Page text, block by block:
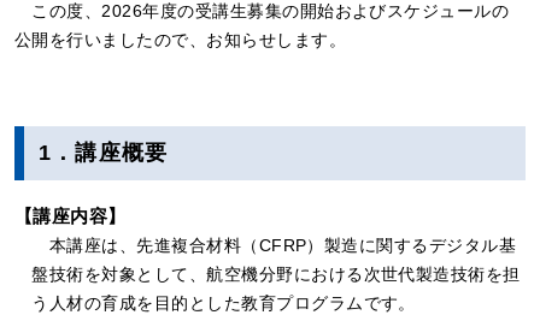
この度、2026年度の受講生募集の開始およびスケジュールの
公開を行いましたので、お知らせします。
1．講座概要
【講座内容】
本講座は、先進複合材料（CFRP）製造に関するデジタル基
盤技術を対象として、航空機分野における次世代製造技術を担
う人材の育成を目的とした教育プログラムです。